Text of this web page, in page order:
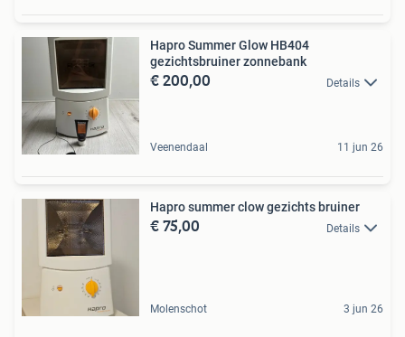
Hapro Summer Glow HB404
gezichtsbruiner zonnebank
€ 200,00 Details
Veenendaal 11 jun 26
Hapro summer clow gezichts bruiner
€ 75,00 Details
Molenschot 3 jun 26